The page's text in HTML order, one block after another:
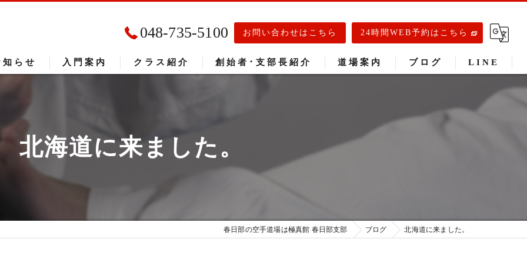
048-735-5100 お問い合わせはこちら 24時間WEB予約はこちら
知らせ 入門案内 クラス紹介 創始者･支部長紹介 道場案内 ブログ LINE
北海道に来ました。
春日部の空手道場は極真館 春日部支部 ブログ 北海道に来ました。